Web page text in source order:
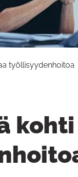
työllisyydenhoitoa